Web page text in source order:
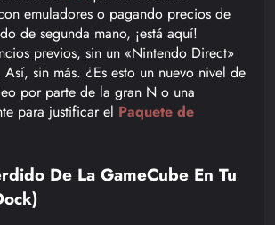
emuladores o pagando precios de
de segunda mano, ¡está aquí!
previos, sin un «Nintendo Direct»
Así, sin más. ¿Es esto un nuevo nivel de
por parte de la gran N o una
para justificar el Paquete de
De La GameCube En Tu